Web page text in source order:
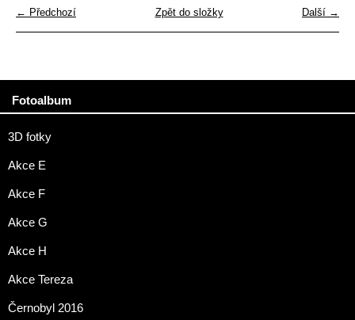
← Předchozí Další →
Zpět do složky
Fotoalbum
3D fotky
Akce E
Akce F
Akce G
Akce H
Akce Tereza
Černobyl 2016